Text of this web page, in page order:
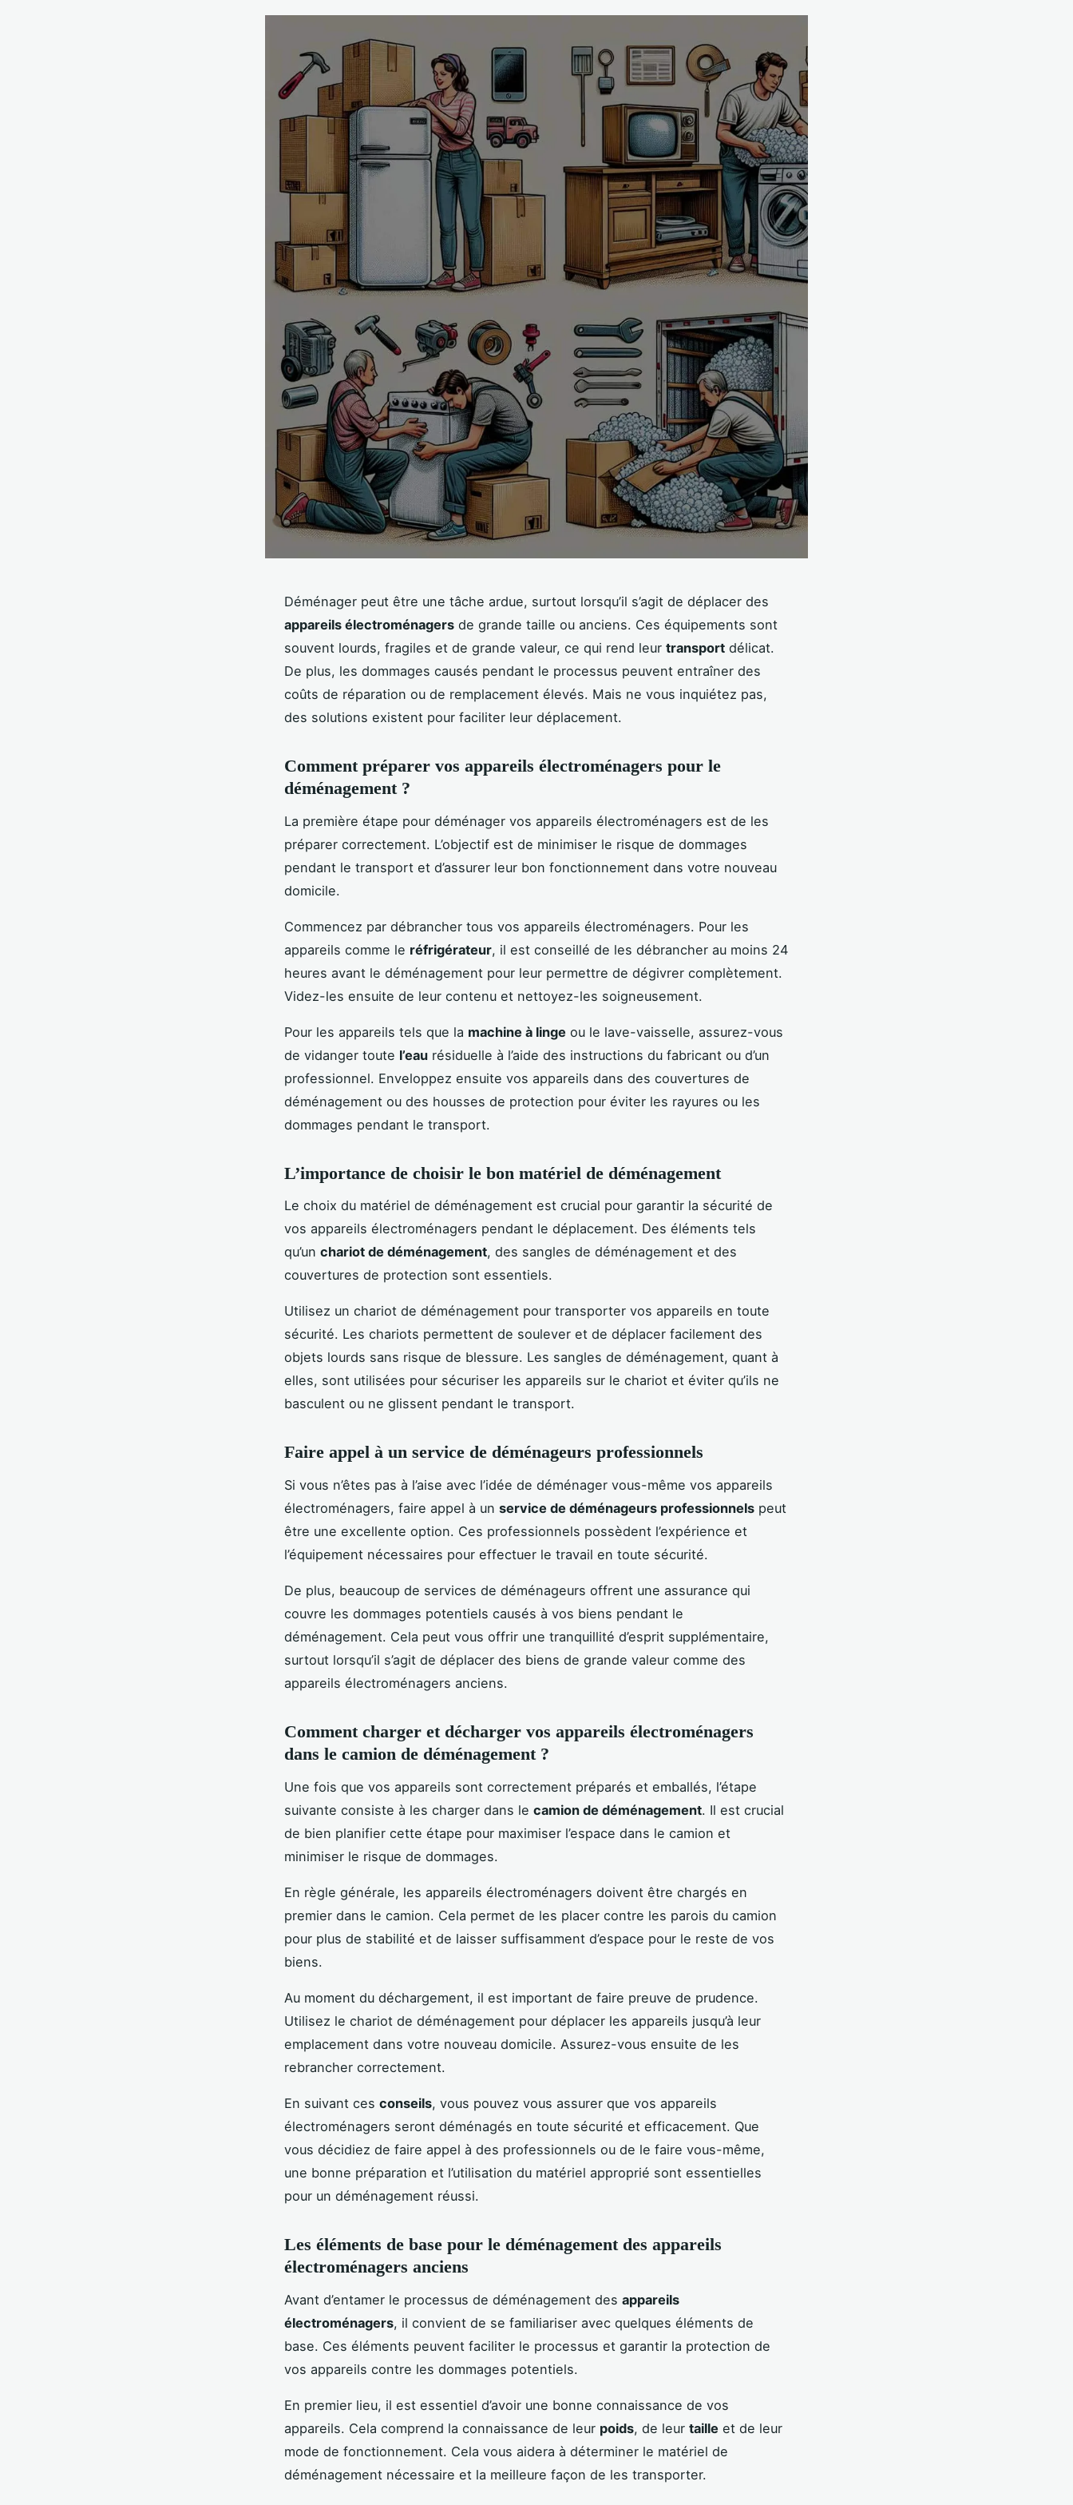
Déménager peut être une tâche ardue, surtout lorsqu’il s’agit de déplacer des
appareils électroménagers de grande taille ou anciens. Ces équipements sont
souvent lourds, fragiles et de grande valeur, ce qui rend leur transport délicat.
De plus, les dommages causés pendant le processus peuvent entraîner des
coûts de réparation ou de remplacement élevés. Mais ne vous inquiétez pas,
des solutions existent pour faciliter leur déplacement.
Comment préparer vos appareils électroménagers pour le
déménagement ?
La première étape pour déménager vos appareils électroménagers est de les
préparer correctement. L’objectif est de minimiser le risque de dommages
pendant le transport et d’assurer leur bon fonctionnement dans votre nouveau
domicile.
Commencez par débrancher tous vos appareils électroménagers. Pour les
appareils comme le réfrigérateur, il est conseillé de les débrancher au moins 24
heures avant le déménagement pour leur permettre de dégivrer complètement.
Videz-les ensuite de leur contenu et nettoyez-les soigneusement.
Pour les appareils tels que la machine à linge ou le lave-vaisselle, assurez-vous
de vidanger toute l’eau résiduelle à l’aide des instructions du fabricant ou d’un
professionnel. Enveloppez ensuite vos appareils dans des couvertures de
déménagement ou des housses de protection pour éviter les rayures ou les
dommages pendant le transport.
L’importance de choisir le bon matériel de déménagement
Le choix du matériel de déménagement est crucial pour garantir la sécurité de
vos appareils électroménagers pendant le déplacement. Des éléments tels
qu’un chariot de déménagement, des sangles de déménagement et des
couvertures de protection sont essentiels.
Utilisez un chariot de déménagement pour transporter vos appareils en toute
sécurité. Les chariots permettent de soulever et de déplacer facilement des
objets lourds sans risque de blessure. Les sangles de déménagement, quant à
elles, sont utilisées pour sécuriser les appareils sur le chariot et éviter qu’ils ne
basculent ou ne glissent pendant le transport.
Faire appel à un service de déménageurs professionnels
Si vous n’êtes pas à l’aise avec l’idée de déménager vous-même vos appareils
électroménagers, faire appel à un service de déménageurs professionnels peut
être une excellente option. Ces professionnels possèdent l’expérience et
l’équipement nécessaires pour effectuer le travail en toute sécurité.
De plus, beaucoup de services de déménageurs offrent une assurance qui
couvre les dommages potentiels causés à vos biens pendant le
déménagement. Cela peut vous offrir une tranquillité d’esprit supplémentaire,
surtout lorsqu’il s’agit de déplacer des biens de grande valeur comme des
appareils électroménagers anciens.
Comment charger et décharger vos appareils électroménagers
dans le camion de déménagement ?
Une fois que vos appareils sont correctement préparés et emballés, l’étape
suivante consiste à les charger dans le camion de déménagement. Il est crucial
de bien planifier cette étape pour maximiser l’espace dans le camion et
minimiser le risque de dommages.
En règle générale, les appareils électroménagers doivent être chargés en
premier dans le camion. Cela permet de les placer contre les parois du camion
pour plus de stabilité et de laisser suffisamment d’espace pour le reste de vos
biens.
Au moment du déchargement, il est important de faire preuve de prudence.
Utilisez le chariot de déménagement pour déplacer les appareils jusqu’à leur
emplacement dans votre nouveau domicile. Assurez-vous ensuite de les
rebrancher correctement.
En suivant ces conseils, vous pouvez vous assurer que vos appareils
électroménagers seront déménagés en toute sécurité et efficacement. Que
vous décidiez de faire appel à des professionnels ou de le faire vous-même,
une bonne préparation et l’utilisation du matériel approprié sont essentielles
pour un déménagement réussi.
Les éléments de base pour le déménagement des appareils
électroménagers anciens
Avant d’entamer le processus de déménagement des appareils
électroménagers, il convient de se familiariser avec quelques éléments de
base. Ces éléments peuvent faciliter le processus et garantir la protection de
vos appareils contre les dommages potentiels.
En premier lieu, il est essentiel d’avoir une bonne connaissance de vos
appareils. Cela comprend la connaissance de leur poids, de leur taille et de leur
mode de fonctionnement. Cela vous aidera à déterminer le matériel de
déménagement nécessaire et la meilleure façon de les transporter.